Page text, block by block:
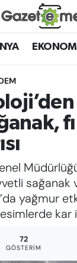
EKONOMİ
sağanak
yağmur
kar
72
GÖSTERIM
EMEK
GELİŞTİRMEK
Vakitleri
Durumu